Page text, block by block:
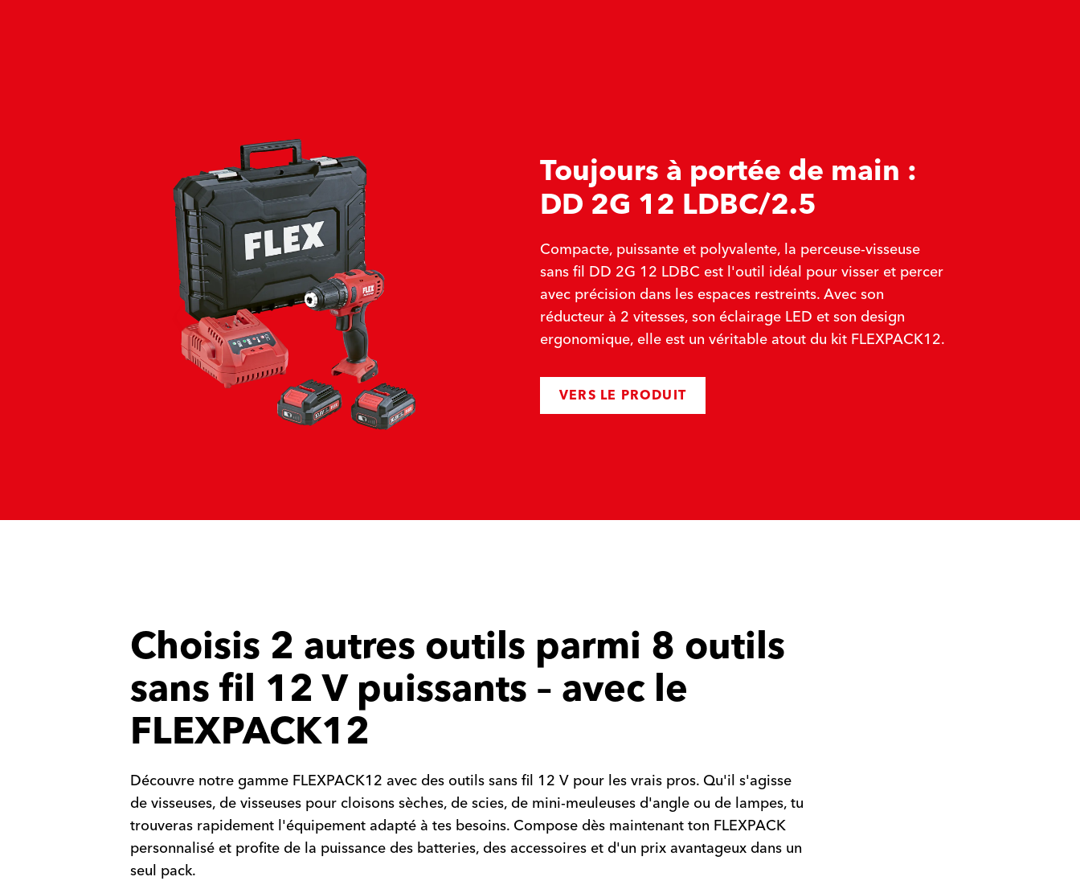
Toujours à portée de main :
DD 2G 12 LDBC/2.5
Compacte, puissante et polyvalente, la perceuse-visseuse
sans fil DD 2G 12 LDBC est l'outil idéal pour visser et percer
avec précision dans les espaces restreints. Avec son
réducteur à 2 vitesses, son éclairage LED et son design
ergonomique, elle est un véritable atout du kit FLEXPACK12.
VERS LE PRODUIT
Choisis 2 autres outils parmi 8 outils
sans fil 12 V puissants – avec le
FLEXPACK12
Découvre notre gamme FLEXPACK12 avec des outils sans fil 12 V pour les vrais pros. Qu'il s'agisse
de visseuses, de visseuses pour cloisons sèches, de scies, de mini-meuleuses d'angle ou de lampes, tu
trouveras rapidement l'équipement adapté à tes besoins. Compose dès maintenant ton FLEXPACK
personnalisé et profite de la puissance des batteries, des accessoires et d'un prix avantageux dans un
seul pack.